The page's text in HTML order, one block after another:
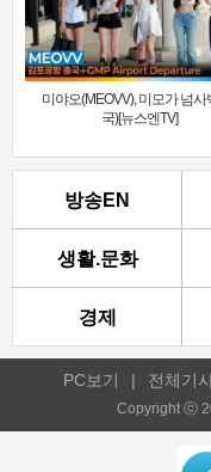
미야오(MEOVV), 미모가 넘사
국)[뉴스엔TV]
방송EN
생활.문화
경제
PC보기 | 전체기
Copyright ⓒ